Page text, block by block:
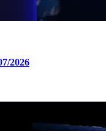
2026